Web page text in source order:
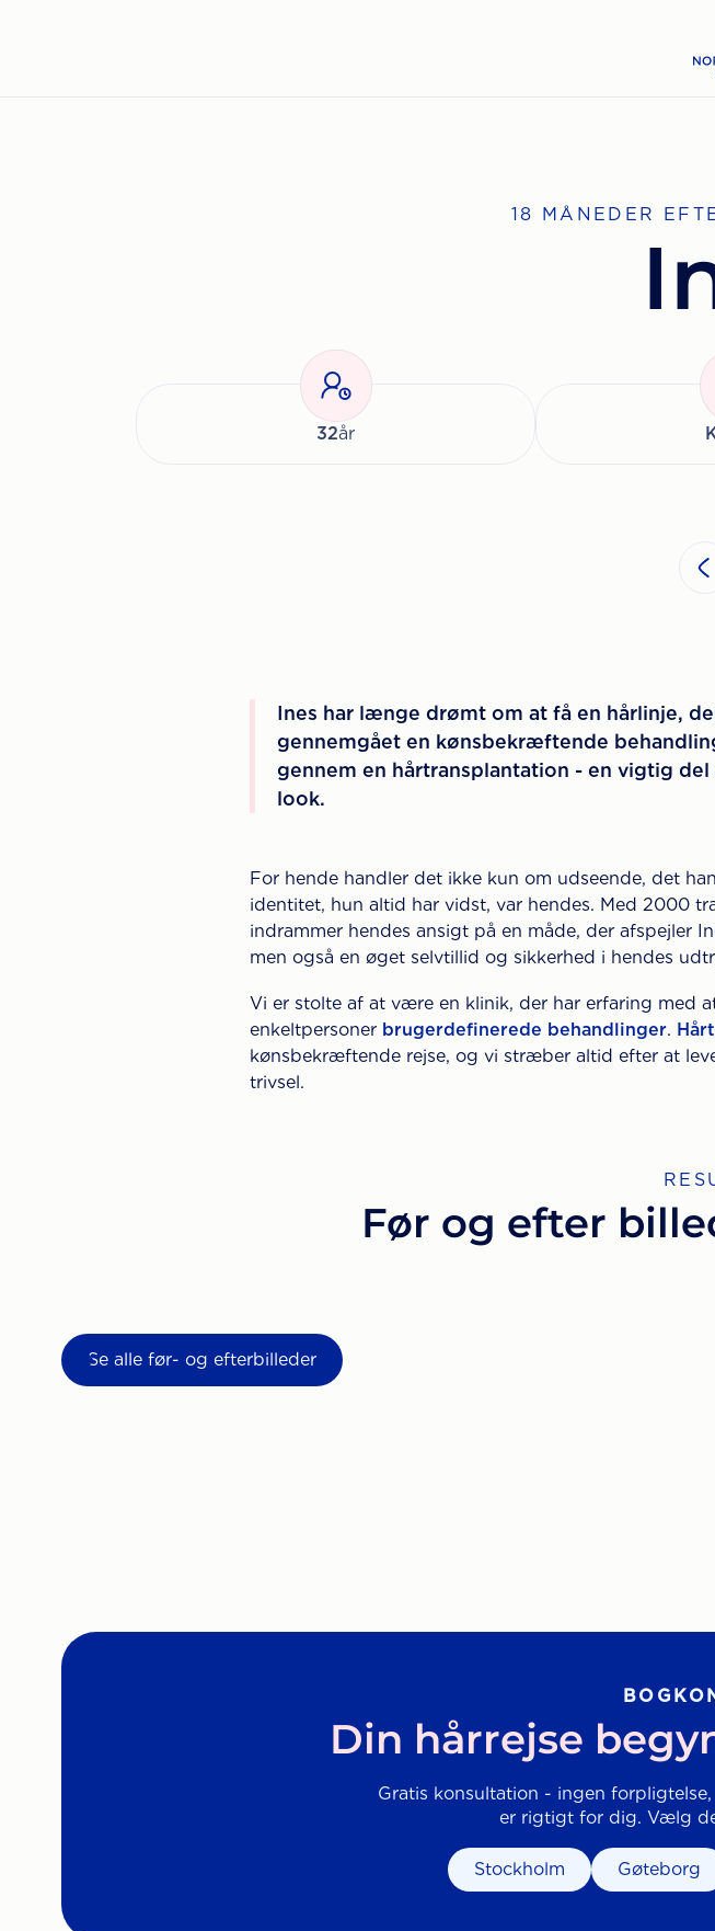
18 MÅNEDER
32år
Ines har længe drømt om at få en hårlinje,
gennemgået en kønsbekræftende
gennem en hårtransplantation - en vigtig
look.
For hende handler det ikke kun om udseende, det
identitet, hun altid har vidst, var hendes. Med 2000
indrammer hendes ansigt på en måde, der afspejler
men også en øget selvtillid og sikkerhed i hendes
Vi er stolte af at være en klinik, der har erfaring med
enkeltpersoner brugerdefinerede behandlinger.
kønsbekræftende rejse, og vi stræber altid efter at
trivsel.
Før og efter
Se alle før- og efterbilleder
Din hårrejse
Gratis konsultation - ingen
er rigtigt for dig. Vælg
Stockholm Gøteborg